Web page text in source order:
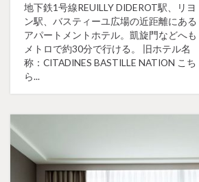
地下鉄1号線REUILLY DIDEROT駅、リヨ
ン駅、バスティーユ広場の近距離にある
アパートメントホテル。凱旋門などへも
メトロで約30分で行ける。 旧ホテル名
称：CITADINES BASTILLE NATION こち
ら...